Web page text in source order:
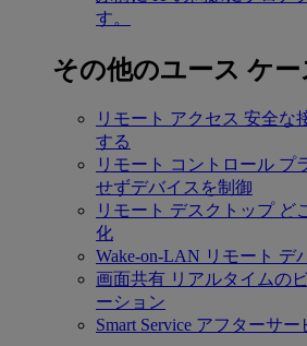
す。
その他のユース ケー
リモート アクセス 安全な
する
リモート コントロール プ
せずデバイスを制御
リモート デスクトップ ど
化
Wake-on-LAN リモート デ
画面共有 リアルタイムの
ーション
Smart Service アフターサー